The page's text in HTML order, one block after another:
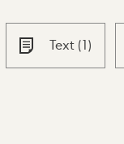
Text (1)